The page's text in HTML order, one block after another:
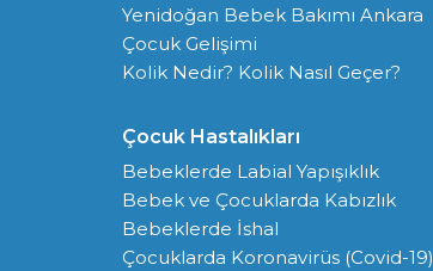
Yenidoğan Bebek Bakımı Ankara
Çocuk Gelişimi
Kolik Nedir? Kolik Nasıl Geçer?
Çocuk Hastalıkları
Bebeklerde Labial Yapışıklık
Bebek ve Çocuklarda Kabızlık
Bebeklerde İshal
Çocuklarda Koronavirüs (Covid-19)